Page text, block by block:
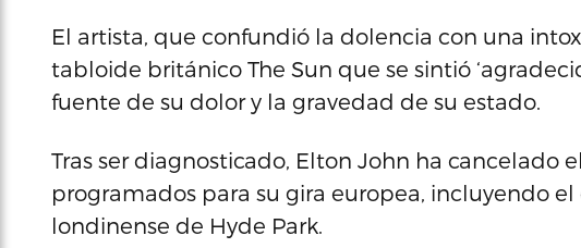
El artista, que confundió la dolencia con una
tabloide británico The Sun que se sintió
fuente de su dolor y la gravedad de su estado.
Tras ser diagnosticado, Elton John ha cancelado
programados para su gira europea, incluyendo
londinense de Hyde Park.